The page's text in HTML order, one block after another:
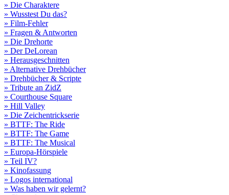
» Die Charaktere
» Wusstest Du das?
» Film-Fehler
» Fragen & Antworten
» Die Drehorte
» Der DeLorean
» Herausgeschnitten
» Alternative Drehbücher
» Drehbücher & Scripte
» Tribute an ZidZ
» Courthouse Square
» Hill Valley
» Die Zeichentrickserie
» BTTF: The Ride
» BTTF: The Game
» BTTF: The Musical
» Europa-Hörspiele
» Teil IV?
» Kinofassung
» Logos international
» Was haben wir gelernt?